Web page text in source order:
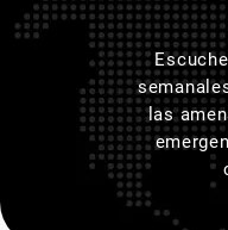
las